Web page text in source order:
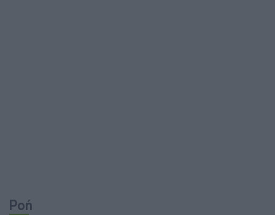
Ροή